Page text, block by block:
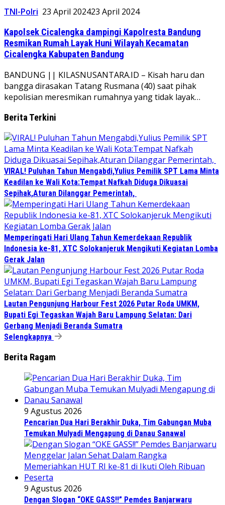
TNI-Polri 23 April 202423 April 2024
Kapolsek Cicalengka dampingi Kapolresta Bandung
Resmikan Rumah Layak Huni Wilayah Kecamatan
Cicalengka Kabupaten Bandung
BANDUNG || KILASNUSANTARA.ID – Kisah haru dan
bangga dirasakan Tatang Rusmana (40) saat pihak
kepolisian meresmikan rumahnya yang tidak layak…
Berita Terkini
VIRAL! Puluhan Tahun Mengabdi,Yulius Pemilik SPT Lama Minta
Keadilan ke Wali Kota:Tempat Nafkah Diduga Dikuasai
Sepihak,Aturan Dilanggar Pemerintah,
Memperingati Hari Ulang Tahun Kemerdekaan Republik
Indonesia ke-81, XTC Solokanjeruk Mengikuti Kegiatan Lomba
Gerak Jalan
Lautan Pengunjung Harbour Fest 2026 Putar Roda UMKM,
Bupati Egi Tegaskan Wajah Baru Lampung Selatan: Dari
Gerbang Menjadi Beranda Sumatra
Selengkapnya
Berita Ragam
9 Agustus 2026
Pencarian Dua Hari Berakhir Duka, Tim Gabungan Muba
Temukan Mulyadi Mengapung di Danau Sanawal
9 Agustus 2026
Dengan Slogan “OKE GASS!!” Pemdes Banjarwaru